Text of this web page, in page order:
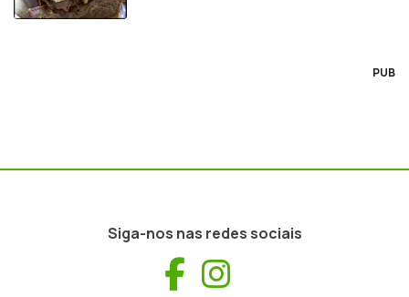
PUB
Siga-nos nas redes sociais
Facebook